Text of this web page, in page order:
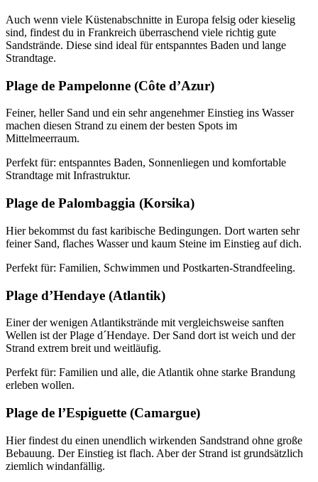
Auch wenn viele Küstenabschnitte in Europa felsig oder kieselig
sind, findest du in Frankreich überraschend viele richtig gute
Sandstrände. Diese sind ideal für entspanntes Baden und lange
Strandtage.
Plage de Pampelonne (Côte d’Azur)
Feiner, heller Sand und ein sehr angenehmer Einstieg ins Wasser
machen diesen Strand zu einem der besten Spots im
Mittelmeerraum.
Perfekt für: entspanntes Baden, Sonnenliegen und komfortable
Strandtage mit Infrastruktur.
Plage de Palombaggia (Korsika)
Hier bekommst du fast karibische Bedingungen. Dort warten sehr
feiner Sand, flaches Wasser und kaum Steine im Einstieg auf dich.
Perfekt für: Familien, Schwimmen und Postkarten-Strandfeeling.
Plage d’Hendaye (Atlantik)
Einer der wenigen Atlantikstrände mit vergleichsweise sanften
Wellen ist der Plage d´Hendaye. Der Sand dort ist weich und der
Strand extrem breit und weitläufig.
Perfekt für: Familien und alle, die Atlantik ohne starke Brandung
erleben wollen.
Plage de l’Espiguette (Camargue)
Hier findest du einen unendlich wirkenden Sandstrand ohne große
Bebauung. Der Einstieg ist flach. Aber der Strand ist grundsätzlich
ziemlich windanfällig.